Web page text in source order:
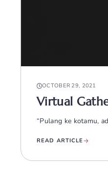
OCTOBER 29, 2021
Virtual
“Pulang ke kotamu,
READ ARTICLE